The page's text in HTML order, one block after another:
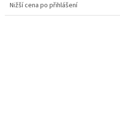
Nižší cena po přihlášení